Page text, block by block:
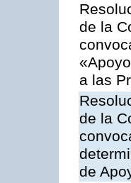
de la
a las
de la
de